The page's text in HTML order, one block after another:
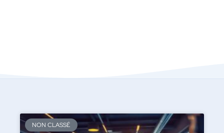
NON CLASSÉ